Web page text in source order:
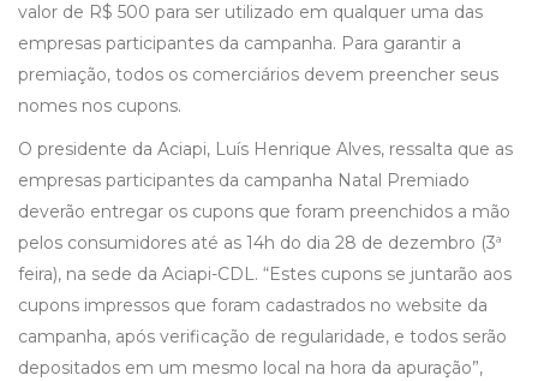
valor de R$ 500 para ser utilizado em qualquer uma das
empresas participantes da campanha. Para garantir a
premiação, todos os comerciários devem preencher seus
nomes nos cupons.
O presidente da Aciapi, Luís Henrique Alves, ressalta que as
empresas participantes da campanha Natal Premiado
deverão entregar os cupons que foram preenchidos a mão
pelos consumidores até as 14h do dia 28 de dezembro (3ª
feira), na sede da Aciapi-CDL. “Estes cupons se juntarão aos
cupons impressos que foram cadastrados no website da
campanha, após verificação de regularidade, e todos serão
depositados em um mesmo local na hora da apuração”,